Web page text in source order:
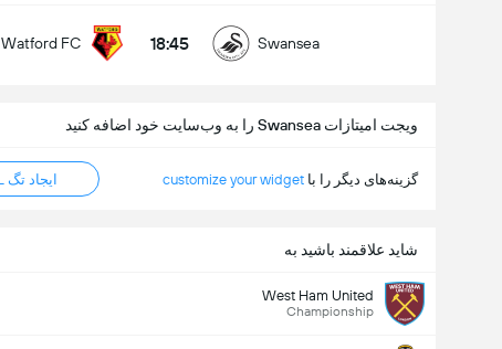
Swansea
18:45
Watford FC
ویجت امیتازات Swansea را به وب‌سایت خود اضافه کنید
گزینه‌های دیگر را با customize your widget ایجاد تگ HTML
شاید علاقمند باشید به
West Ham United
Championship